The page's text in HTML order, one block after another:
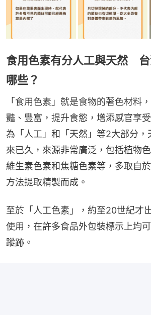
食用色素有分人工與天然
哪些？
「食用色素」就是食物的著色材料
豔、豐富，提升食慾，增添感官享
為「人工」和「天然」等2大部分，
來已久，來源非常廣泛，包括植物
維生素色素和焦糖色素等，多取自
方法提取精製而成。
至於「人工色素」，約至20世紀才
使用，在許多食品外包裝標示上均
蹤跡。